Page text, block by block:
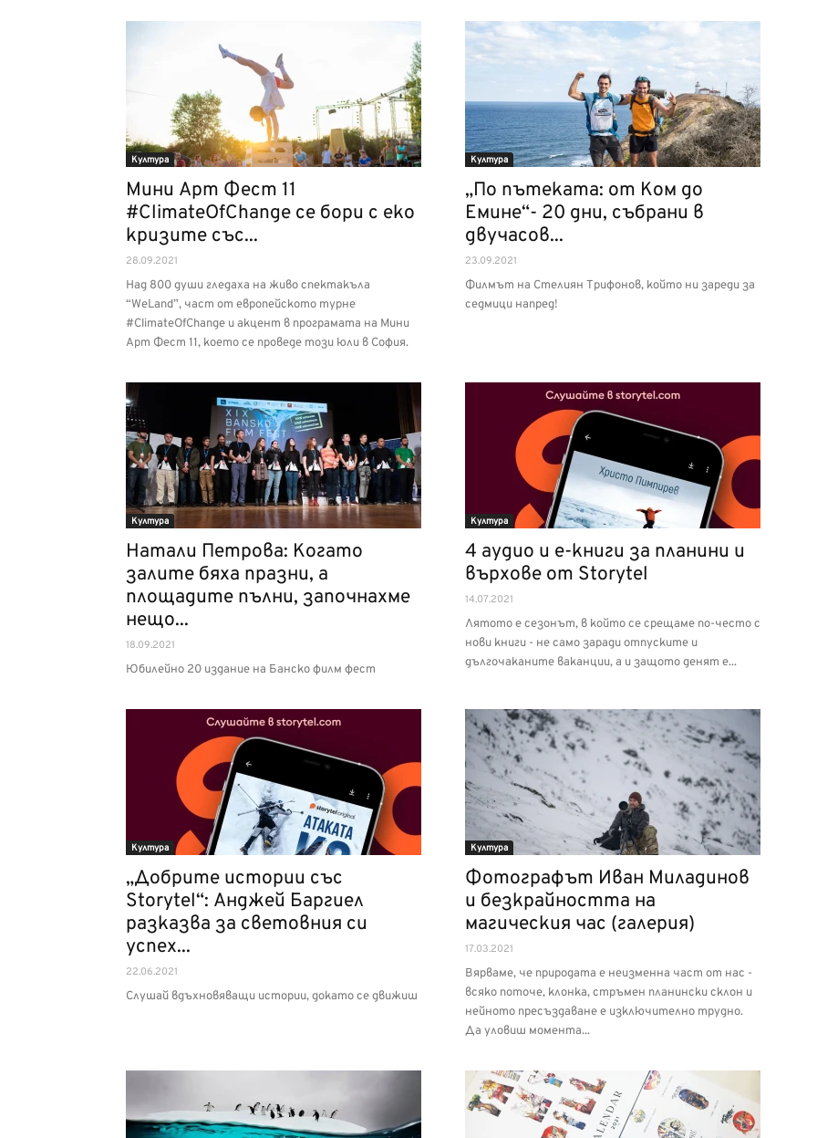
Култура
Мини Арт Фест 11
#ClimateOfChange се бори с еко
кризите със...
28.09.2021
Над 800 души гледаха на живо спектакъла
“WeLand”, част от европейското турне
#ClimateOfChange и акцент в програмата на Мини
Арт Фест 11, което се проведе този юли в София.
Култура
„По пътеката: от Ком до
Емине“- 20 дни, събрани в
двучасов...
23.09.2021
Филмът на Стелиян Трифонов, който ни зареди за
седмици напред!
Култура
Натали Петрова: Когато
залите бяха празни, а
площадите пълни, започнахме
нещо...
18.09.2021
Юбилейно 20 издание на Банско филм фест
Култура
4 аудио и е-книги за планини и
върхове от Storytel
14.07.2021
Лятото е сезонът, в който се срещаме по-често с
нови книги - не само заради отпуските и
дългочаканите ваканции, а и защото денят е...
Култура
„Добрите истории със
Storytel“: Анджей Баргиел
разказва за световния си
успех...
22.06.2021
Слушай вдъхновяващи истории, докато се движиш
Култура
Фотографът Иван Миладинов
и безкрайността на
магическия час (галерия)
17.03.2021
Вярваме, че природата е неизменна част от нас -
всяко поточе, клонка, стръмен планински склон и
нейното пресъздаване е изключително трудно.
Да уловиш момента...